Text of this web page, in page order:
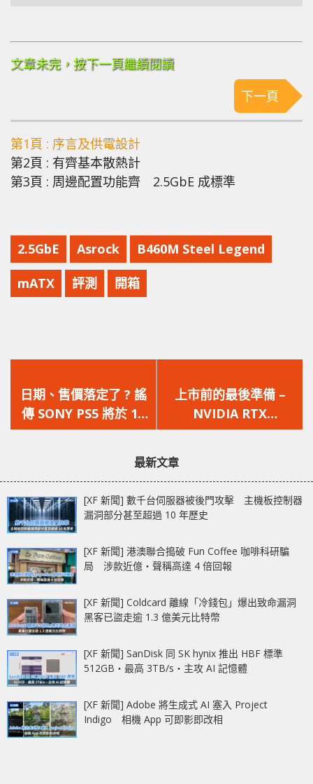
文章未完，按下一頁繼續閱讀
下一頁
第1頁 : 序言及供電設計
第2頁 : 有齊基本散熱計
第3頁 : 周邊配置功能齊 2.5GbE 成標準
2.5GbE Asrock B460M Steel Legend
mATX 評測 開箱
一
篇
文
日期、售價落定了 ? 謠
傳 SONY PS5 將於 11
月 13 日發售 !!
一
篇
文
上市前的最後準備 –
NVIDIA RTX
3080/3090 FE 版在韓
最新文章
[XF 新聞] 數千台伺服器被後門攻擊 主機板控制器
漏洞部分甚至超過 10 年歷史
[XF 新聞] 港澳聯合搗破 Fun Coffee 咖啡科研騙
局 涉款近億‧聲稱高達 4 倍回報
[XF 新聞] Coldcard 離線「冷錢包」爆出致命漏洞
黑客已盜走逾 1.3 億美元比特幣
[XF 新聞] SanDisk 同 SK hynix 推出 HBF 標準
512GB‧最高 3TB/s‧主攻 AI 記憶體
[XF 新聞] Adobe 將生成式 AI 塞入 Project
Indigo 相機 App 可即影即改相